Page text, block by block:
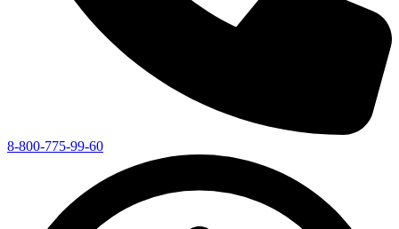
8-800-775-99-60